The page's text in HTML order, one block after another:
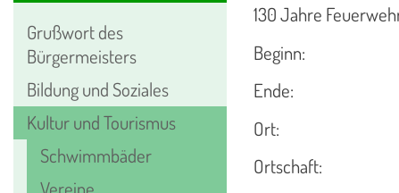
Grußwort des
Bürgermeisters
Bildung und Soziales
Kultur und Tourismus
Schwimmbäder
Vereine
130 Jahre
Beginn:
Ende:
Ort:
Ortschaft: